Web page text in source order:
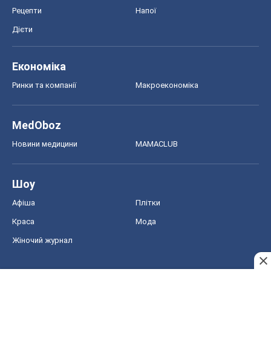
Рецепти Напої
Дієти
Економіка
Ринки та компанії Макроекономіка
MedOboz
Новини медицини MAMACLUB
Шоу
Афіша Плітки
Краса Мода
Жіночий журнал